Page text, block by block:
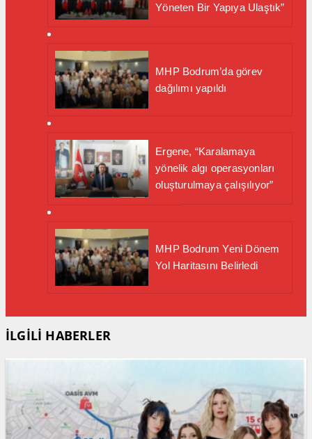
Yöneten Bir Yapıya Ulaştık”
MHP Bodrum’da görev
dağılımı yapıldı
Ergene, “Karalamaya
yönelik algı operasyonları
oluşturulmaya çalışılıyor”
MHP Bodrum Yeni Dönem
Yol Haritasını Belirledi
İLGİLİ HABERLER